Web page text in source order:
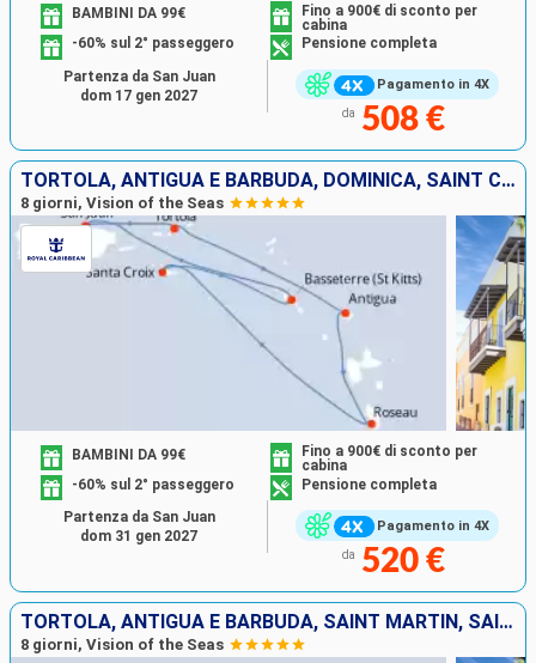
Pagamento in 4X
BAMBINI DA 99€
Fino a 900€ di sconto per
cabina
-60% sul 2° passeggero
Pensione completa
da 508 €
Partenza da San Juan
dom 17 gen 2027
TORTOLA, ANTIGUA E BARBUDA, DOMINICA, SAINT CROIX, SAN CRISTOFORO E NEVIS, PORTORICO
8 giorni, Vision of the Seas
Pagamento in 4X
BAMBINI DA 99€
Fino a 900€ di sconto per
cabina
-60% sul 2° passeggero
Pensione completa
da 520 €
Partenza da San Juan
dom 31 gen 2027
TORTOLA, ANTIGUA E BARBUDA, SAINT MARTIN, SAINT CROIX, SAN CRISTOFORO E NEVIS, PORTORICO
8 giorni, Vision of the Seas